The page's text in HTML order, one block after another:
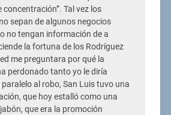
concentración”. Tal vez los
sepan de algunos negocios
no tengan información de a
la fortuna de los Rodríguez
me preguntara por qué la
perdonado tanto yo le diría
paralelo al robo, San Luis tuvo una
que hoy estalló como una
que era la promoción